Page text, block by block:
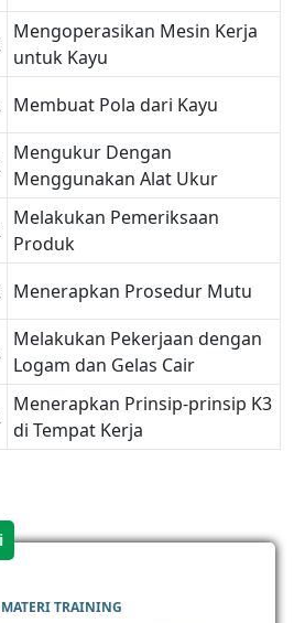
Mengoperasikan Mesin Kerja
untuk Kayu
Membuat Pola dari Kayu
Mengukur Dengan
Menggunakan Alat Ukur
Melakukan Pemeriksaan
Produk
Menerapkan Prosedur Mutu
Melakukan Pekerjaan dengan
Logam dan Gelas Cair
Menerapkan Prinsip-prinsip K3
di Tempat Kerja
MATERI TRAINING